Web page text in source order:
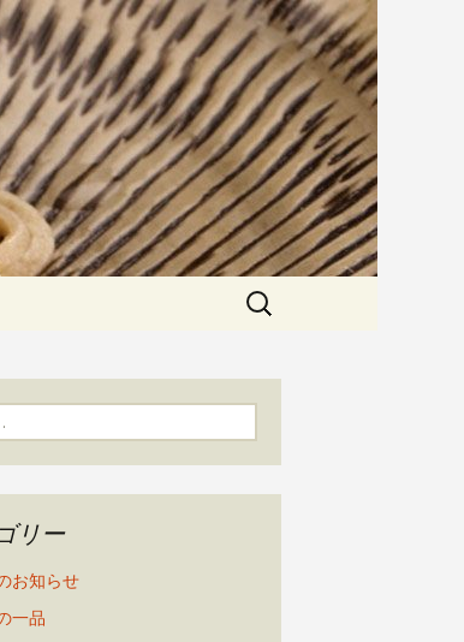
のブログ
わった一日十食限定の十
メニューなど新着情報は
検
リー
お知らせ
一品